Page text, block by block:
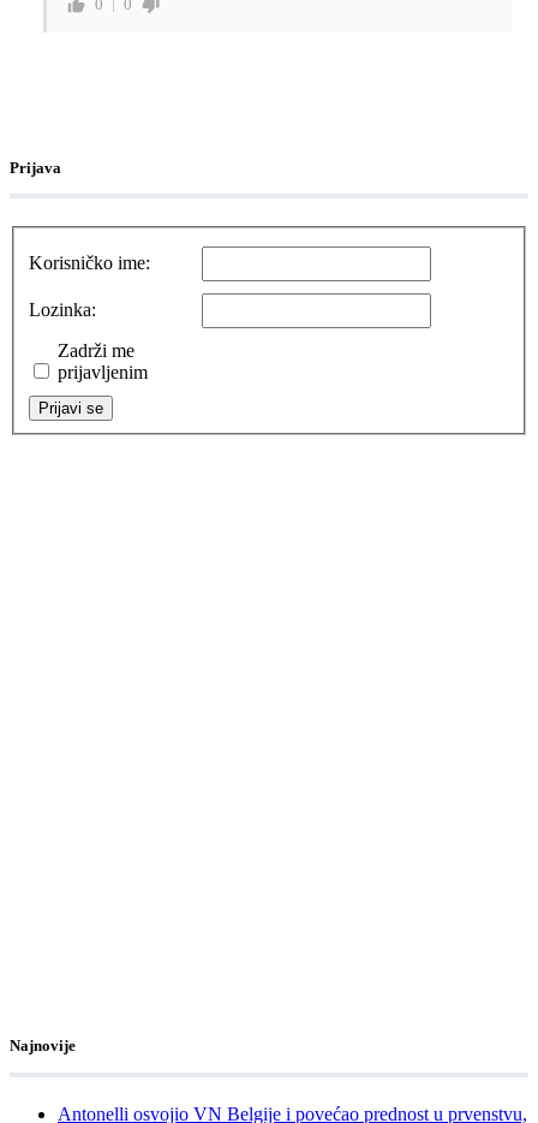
0 0
Prijava
Korisničko ime:
Lozinka:
Zadrži me
prijavljenim
Prijavi se
Najnovije
Antonelli osvojio VN Belgije i povećao prednost u prvenstvu,